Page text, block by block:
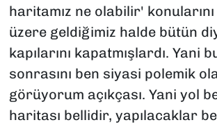
haritamız ne olabilir'
üzere geldiğimiz halde bütün
kapılarını kapatmışlardı. Yani
sonrasını ben siyasi polemik
görüyorum açıkçası. Yani yol
haritası bellidir, yapılacaklar